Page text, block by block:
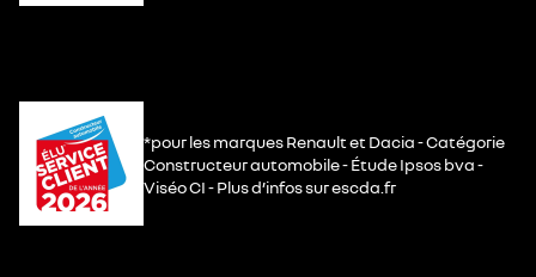
*pour les marques Renault et Dacia - Catégorie
Constructeur automobile - Étude Ipsos bva -
Viséo CI - Plus d’infos sur escda.fr